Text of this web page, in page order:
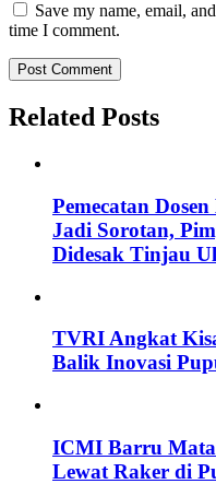
Save my name, email,
time I comment.
Related Posts
Pemecatan
Jadi Sorotan,
Didesak Tinjau
TVRI Angkat
Balik Inovasi
ICMI Barru
Lewat Raker di